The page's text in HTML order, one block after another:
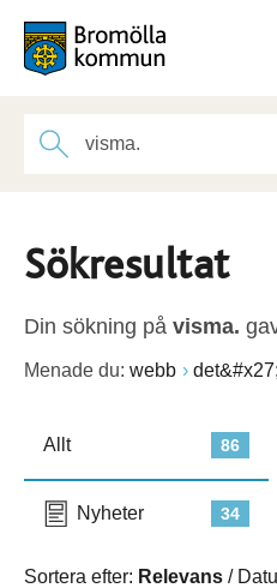
Sökresultat
Din sökning på visma.
Menade du: webb det&#x27;
86
Allt
34
Nyheter
Sortera efter: Relevans /